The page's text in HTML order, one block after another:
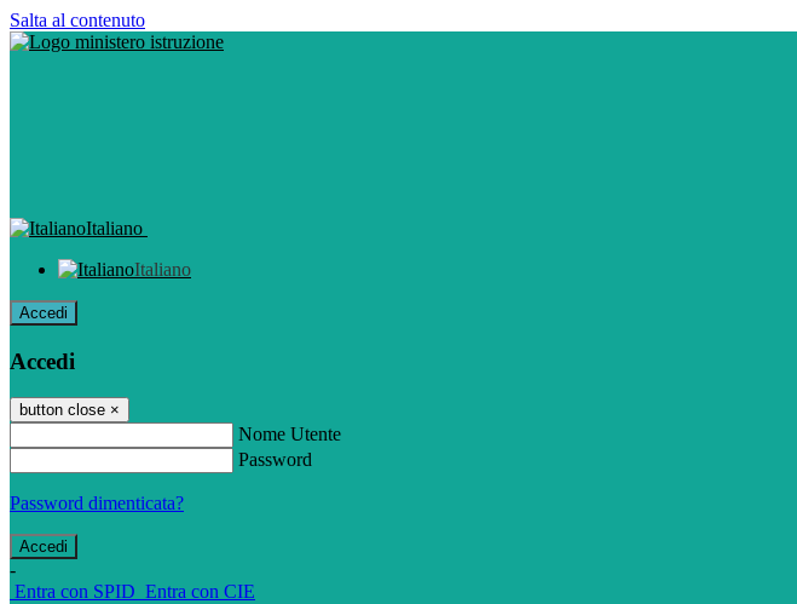
Salta al contenuto
Italiano
Italiano
Accedi
Accedi
button close ×
Nome Utente
Password
Password dimenticata?
-
Entra con SPID Entra con CIE